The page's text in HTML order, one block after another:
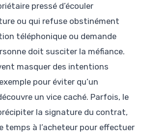
pressé d’écouler
ou qui refuse obstinément
téléphonique ou demande
doit susciter la méfiance.
masquer des intentions
pour éviter qu’un
un vice caché. Parfois, le
la signature du contrat,
temps à l’acheteur pour effectuer